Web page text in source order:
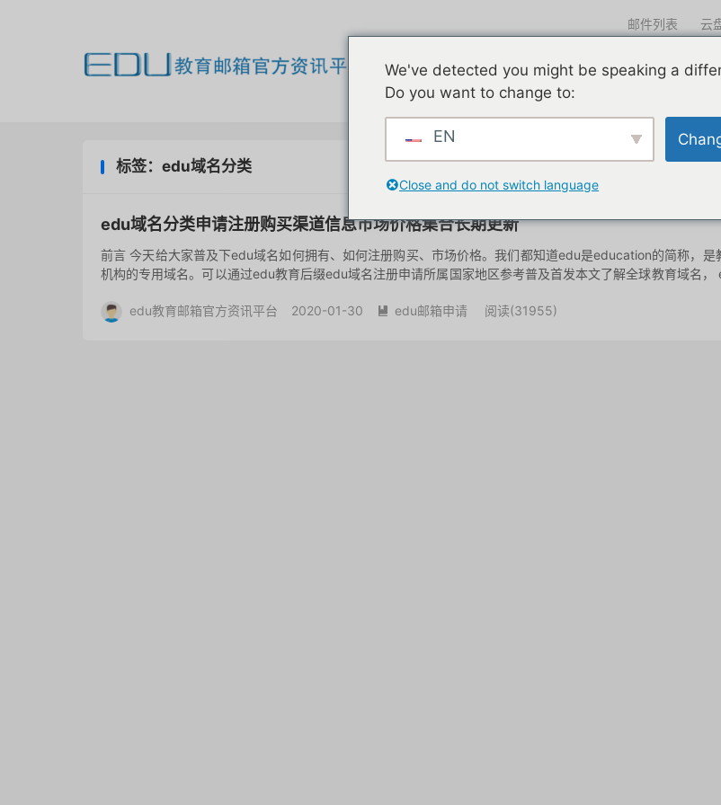
我们一直在努力
edu邮箱申请
邮件列表 云
标签：edu域名分类
edu域名分类申请注册购买渠道信息市场价格集合长期更新
前言 今天给大家普及下edu域名如何拥有、如何注册购买、市场价格。我们都知道edu是education的简称，是
机构的专用域名。可以通过edu教育后缀edu域名注册申请所属国家地区参考普及首发本文了解全球教育域名，
edu教育邮箱官方资讯平台
2020-01-30  edu邮箱申请 阅读(31955)
We've detected you might be speaking a
Do you want to change to:
EN
Close and do not switch language